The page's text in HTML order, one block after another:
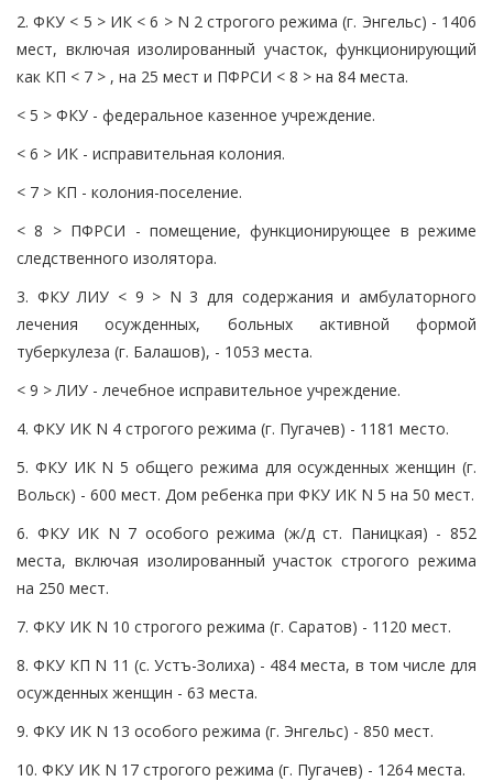
2. ФКУ < 5 > ИК < 6 > N 2 строгого режима (г. Энгельс) - 1406
мест, включая изолированный участок, функционирующий
как КП < 7 > , на 25 мест и ПФРСИ < 8 > на 84 места.
< 5 > ФКУ - федеральное казенное учреждение.
< 6 > ИК - исправительная колония.
< 7 > КП - колония-поселение.
< 8 > ПФРСИ - помещение, функционирующее в режиме
следственного изолятора.
3. ФКУ ЛИУ < 9 > N 3 для содержания и амбулаторного
лечения осужденных, больных активной формой
туберкулеза (г. Балашов), - 1053 места.
< 9 > ЛИУ - лечебное исправительное учреждение.
4. ФКУ ИК N 4 строгого режима (г. Пугачев) - 1181 место.
5. ФКУ ИК N 5 общего режима для осужденных женщин (г.
Вольск) - 600 мест. Дом ребенка при ФКУ ИК N 5 на 50 мест.
6. ФКУ ИК N 7 особого режима (ж/д ст. Паницкая) - 852
места, включая изолированный участок строгого режима
на 250 мест.
7. ФКУ ИК N 10 строгого режима (г. Саратов) - 1120 мест.
8. ФКУ КП N 11 (с. Устъ-Золиха) - 484 места, в том числе для
осужденных женщин - 63 места.
9. ФКУ ИК N 13 особого режима (г. Энгельс) - 850 мест.
10. ФКУ ИК N 17 строгого режима (г. Пугачев) - 1264 места.